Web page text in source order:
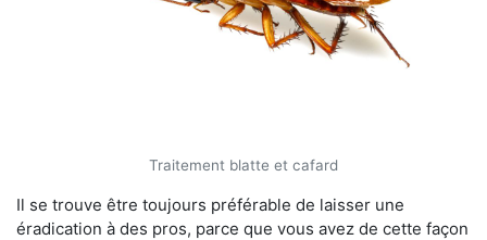
Traitement blatte et cafard
Il se trouve être toujours préférable de laisser une
éradication à des pros, parce que vous avez de cette façon